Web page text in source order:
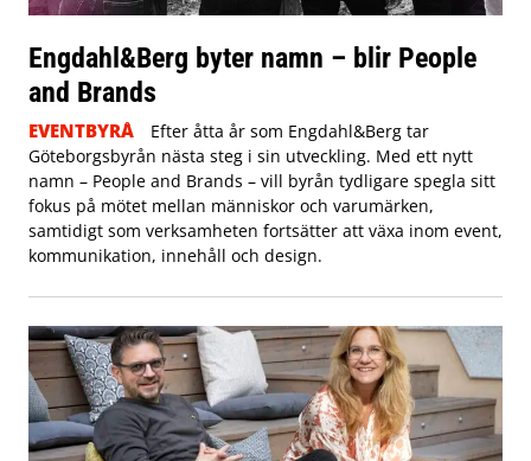
Engdahl&Berg byter namn – blir People
and Brands
EVENTBYRÅ
Efter åtta år som Engdahl&Berg tar
Göteborgsbyrån nästa steg i sin utveckling. Med ett nytt
namn – People and Brands – vill byrån tydligare spegla sitt
fokus på mötet mellan människor och varumärken,
samtidigt som verksamheten fortsätter att växa inom event,
kommunikation, innehåll och design.